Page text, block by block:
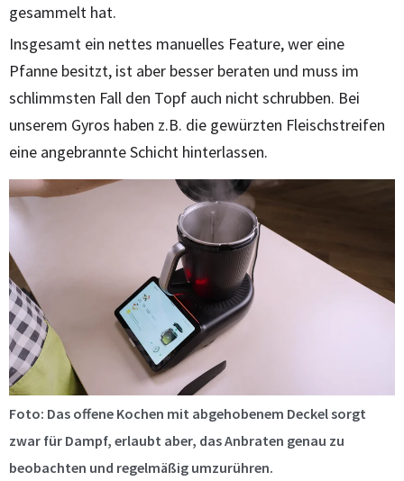
gesammelt hat.
Insgesamt ein nettes manuelles Feature, wer eine
Pfanne besitzt, ist aber besser beraten und muss im
schlimmsten Fall den Topf auch nicht schrubben. Bei
unserem Gyros haben z.B. die gewürzten Fleischstreifen
eine angebrannte Schicht hinterlassen.
Foto: Das offene Kochen mit abgehobenem Deckel sorgt
zwar für Dampf, erlaubt aber, das Anbraten genau zu
beobachten und regelmäßig umzurühren.